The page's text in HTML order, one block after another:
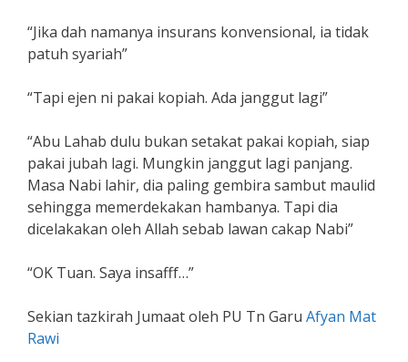
“Jika dah namanya insurans konvensional, ia tidak
patuh syariah”
“Tapi ejen ni pakai kopiah. Ada janggut lagi”
“Abu Lahab dulu bukan setakat pakai kopiah, siap
pakai jubah lagi. Mungkin janggut lagi panjang.
Masa Nabi lahir, dia paling gembira sambut maulid
sehingga memerdekakan hambanya. Tapi dia
dicelakakan oleh Allah sebab lawan cakap Nabi”
“OK Tuan. Saya insafff…”
Sekian tazkirah Jumaat oleh PU Tn Garu Afyan Mat
Rawi